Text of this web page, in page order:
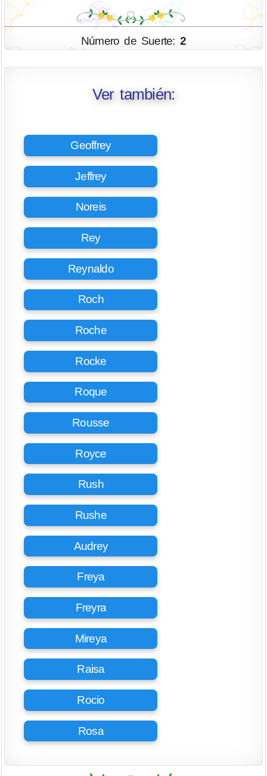
Número de Suerte: 2
Ver también:
Geoffrey
Jeffrey
Noreis
Rey
Reynaldo
Roch
Roche
Rocke
Roque
Rousse
Royce
Rush
Rushe
Audrey
Freya
Freyra
Mireya
Raisa
Rocio
Rosa